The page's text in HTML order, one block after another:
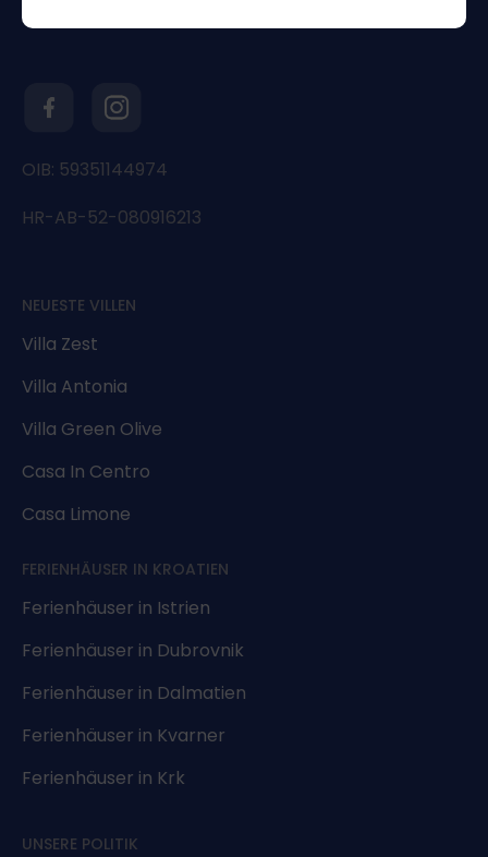
OIB: 59351144974
HR-AB-52-080916213
NEUESTE VILLEN
Villa Zest
Villa Antonia
Villa Green Olive
Casa In Centro
Casa Limone
FERIENHÄUSER IN KROATIEN
Ferienhäuser in Istrien
Ferienhäuser in Dubrovnik
Ferienhäuser in Dalmatien
Ferienhäuser in Kvarner
Ferienhäuser in Krk
UNSERE POLITIK